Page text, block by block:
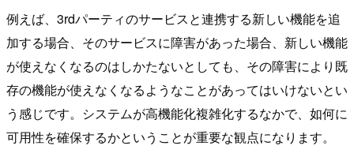
例えば、3rdパーティのサービスと連携する新しい機能を追
加する場合、そのサービスに障害があった場合、新しい機能
が使えなくなるのはしかたないとしても、その障害により既
存の機能が使えなくなるようなことがあってはいけないとい
う感じです。システムが高機能化複雑化するなかで、如何に
可用性を確保するかということが重要な観点になります。